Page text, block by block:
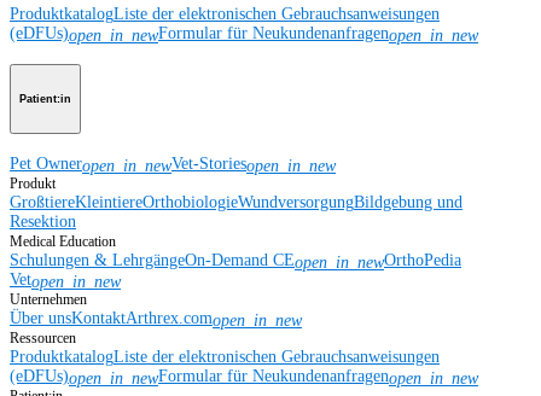
ProduktkatalogListe der elektronischen Gebrauchsanweisungen
(eDFUs)open_in_newFormular für Neukundenanfragenopen_in_new
Patient:in
Pet Owneropen_in_newVet-Storiesopen_in_new
Produkt
GroßtiereKleintiereOrthobiologieWundversorgungBildgebung und
Resektion
Medical Education
Schulungen & LehrgängeOn-Demand CEopen_in_newOrthoPedia
Vetopen_in_new
Unternehmen
Über unsKontaktArthrex.comopen_in_new
Ressourcen
ProduktkatalogListe der elektronischen Gebrauchsanweisungen
(eDFUs)open_in_newFormular für Neukundenanfragenopen_in_new